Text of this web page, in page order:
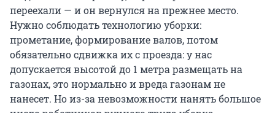
переехали — и он вернулся на прежнее место.
Нужно соблюдать технологию уборки:
прометание, формирование валов, потом
обязательно сдвижка их с проезда: у нас
допускается высотой до 1 метра размещать на
газонах, это нормально и вреда газонам не
нанесет. Но из-за невозможности нанять большое